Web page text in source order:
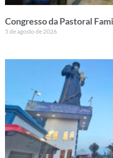
Congresso da Pastoral
5 de agosto de 2026